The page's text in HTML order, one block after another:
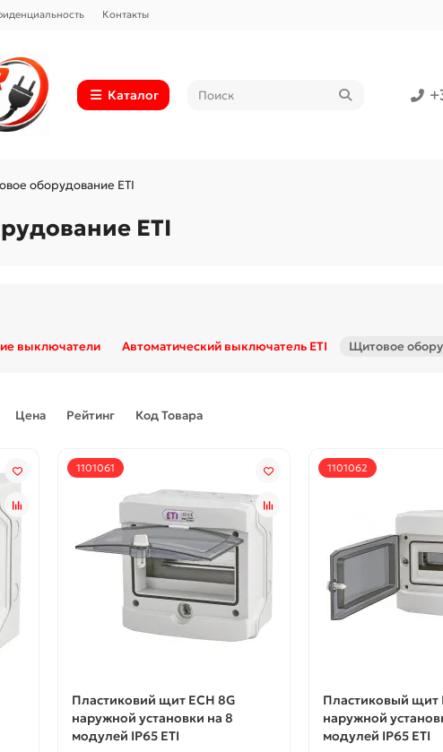
Контакты
Каталог
оборудование ETI
ETI
выключатели Автоматический выключатель ETI Щитовое
Цена Рейтинг Код Товара
1101061
Пластиковий щит ECH 8G
наружной установки на 8
модулей IP65 ETI
1101062
Пластиковый щит
наружной
модулей IP65 ETI